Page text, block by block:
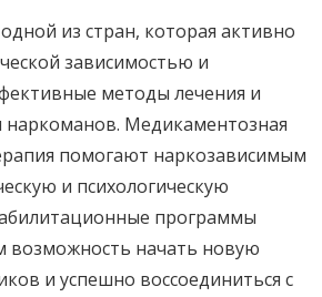
из стран, которая активно
зависимостью и
методы лечения и
наркоманов. Медикаментозная
помогают наркозависимым
и психологическую
программы
возможность начать новую
и успешно воссоединиться с